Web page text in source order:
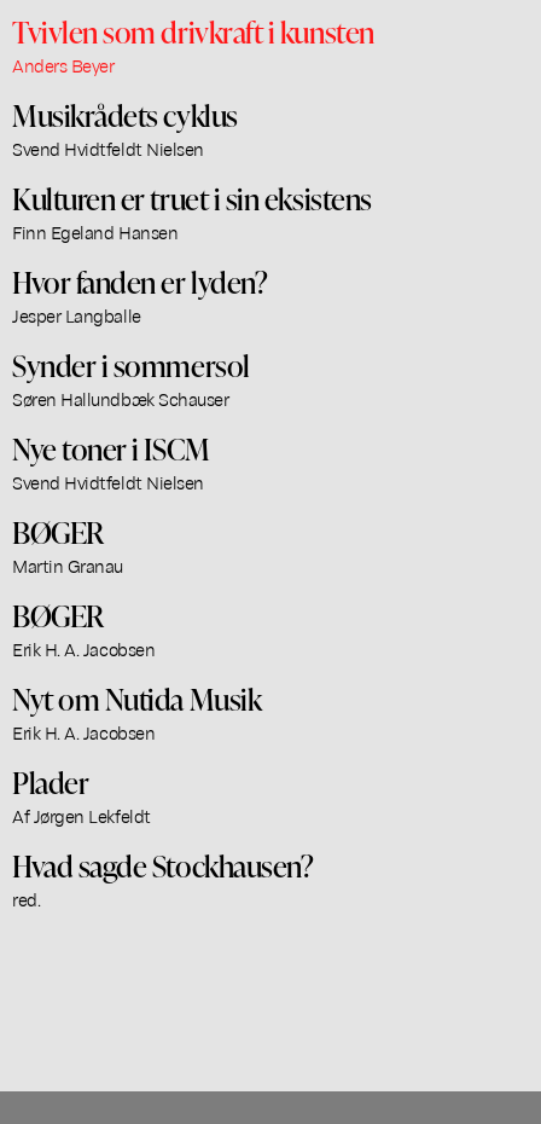
Tvivlen som drivkraft i kunsten
Anders Beyer
Musikrådets cyklus
Svend Hvidtfeldt Nielsen
Kulturen er truet i sin eksistens
Finn Egeland Hansen
Hvor fanden er lyden?
Jesper Langballe
Synder i sommersol
Søren Hallundbæk Schauser
Nye toner i ISCM
Svend Hvidtfeldt Nielsen
BØGER
Martin Granau
BØGER
Erik H. A. Jacobsen
Nyt om Nutida Musik
Erik H. A. Jacobsen
Plader
Af Jørgen Lekfeldt
Hvad sagde Stockhausen?
red.